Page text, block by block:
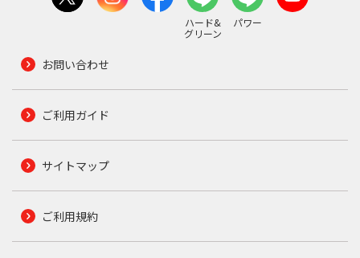
ハード&
グリーン
パワー
お問い合わせ
ご利用ガイド
サイトマップ
ご利用規約